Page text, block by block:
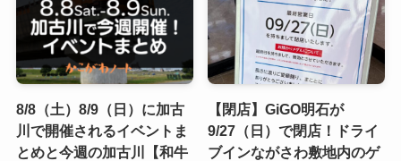
8/8（土）8/9（日）に加古
川で開催されるイベントま
とめと今週の加古川【和牛
【閉店】GiGO明石が
9/27（日）で閉店！ドライ
ブインながさわ敷地内のゲ